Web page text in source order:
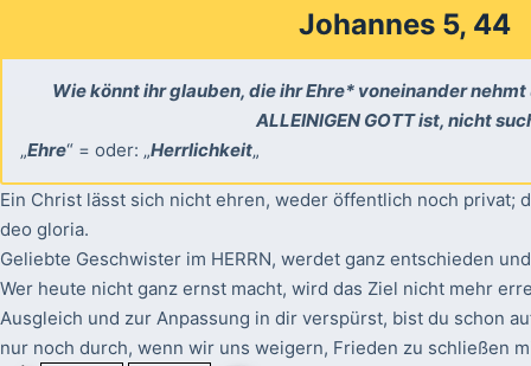
Johannes 5, 44
Wie könnt ihr glauben, die ihr Ehre* voneinander
ALLEINIGEN GOTT ist, nicht
„Ehre“ = oder: „Herrlichkeit„
Ein Christ lässt sich nicht ehren, weder öffentlich noch privat;
deo gloria.
Geliebte Geschwister im HERRN, werdet ganz entschieden
Wer heute nicht ganz ernst macht, wird das Ziel nicht mehr
Ausgleich und zur Anpassung in dir verspürst, bist du schon
nur noch durch, wenn wir uns weigern, Frieden zu schließen